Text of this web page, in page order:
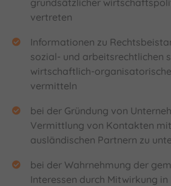
vertreten
Informationen zu
sozial- und arbeitsrechtlichen
wirtschaftlich-
vermitteln
bei der Gründung von
Vermittlung von Kontakten
ausländischen Partnern zu
bei der Wahrnehmung der
Interessen durch Mitwirkung in